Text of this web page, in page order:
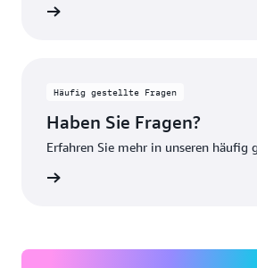
Häufig gestellte Fragen
Haben Sie Fragen?
Erfahren Sie mehr in unseren häufig